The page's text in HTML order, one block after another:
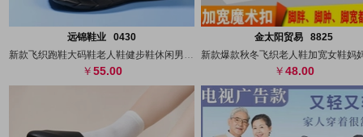
代发
远锦鞋业 0430
新款飞织跑鞋大码鞋老人鞋健步鞋休闲男鞋女
55.00
代发
金太阳贸易 8825
48.00